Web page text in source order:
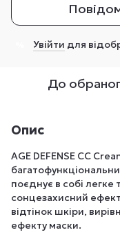
Увійти для
До
Опис
AGE DEFENSE CC
поєднує в собі
сонцезахисний
відтінок шкіри,
ефекту маски.